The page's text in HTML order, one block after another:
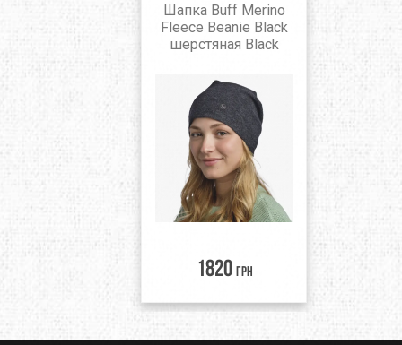
Шапка Buff Merino
Fleece Beanie Black
шерстяная Black
1820 грн